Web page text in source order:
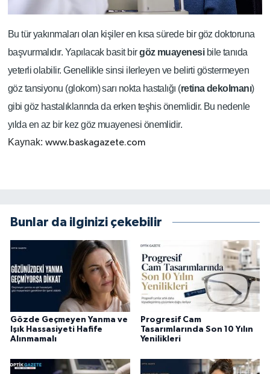
Bu tür yakınmaları olan kişiler en kısa sürede bir göz doktoruna
başvurmalıdır. Yapılacak basit birgöz muayenesi bile tanıda
yeterli olabilir. Genellikle sinsi ilerleyen ve belirti göstermeyen
göz tansiyonu (glokom) sarı nokta hastalığı (retina dekolmanı)
gibi göz hastalıklarında da erken teşhis önemlidir. Bu nedenle
yılda en az bir kez göz muayenesi önemlidir.
Kaynak: www.baskagazete.com
Bunlar da ilginizi çekebilir
Gözde Geçmeyen Yanma ve
Işık Hassasiyeti Hafife
Alınmamalı
Progresif Cam
Tasarımlarında Son 10 Yılın
Yenilikleri